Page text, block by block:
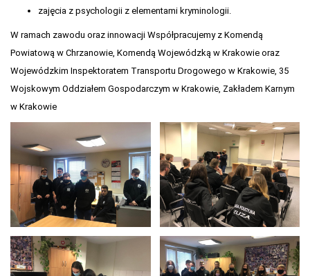
zajęcia z psychologii z elementami kryminologii.
W ramach zawodu oraz innowacji Współpracujemy z Komendą
Powiatową w Chrzanowie, Komendą Wojewódzką w Krakowie oraz
Wojewódzkim Inspektoratem Transportu Drogowego w Krakowie, 35
Wojskowym Oddziałem Gospodarczym w Krakowie, Zakładem Karnym
w Krakowie